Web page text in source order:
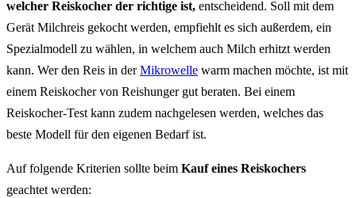
welcher Reiskocher der richtige ist, entscheidend. Soll mit dem
Gerät Milchreis gekocht werden, empfiehlt es sich außerdem, ein
Spezialmodell zu wählen, in welchem auch Milch erhitzt werden
kann. Wer den Reis in derMikrowelle warm machen möchte, ist mit
einem Reiskocher von Reishunger gut beraten. Bei einem
Reiskocher-Test kann zudem nachgelesen werden, welches das
beste Modell für den eigenen Bedarf ist.
Auf folgende Kriterien sollte beim Kauf eines Reiskochers
geachtet werden: